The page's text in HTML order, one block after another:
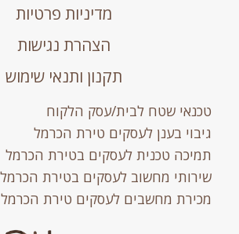
מדיניות פרטיות
הצהרת נגישות
תקנון ותנאי שימוש
טכנאי שטח לבית/עסק הלקוח
גיבוי בענן לעסקים טירת הכרמל
תמיכה טכנית לעסקים בטירת הכרמל
שירותי מחשוב לעסקים בטירת הכרמל
מכירת מחשבים לעסקים טירת הכרמל